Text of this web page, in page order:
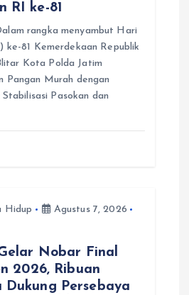
RI ke-81
rangka menyambut Hari
ke-81 Kemerdekaan Republik
Kota Polda Jatim
Pangan Murah dengan
Pasokan dan
Hidup
Agustus 7, 2026
Nobar Final
2026, Ribuan
Dukung Persebaya